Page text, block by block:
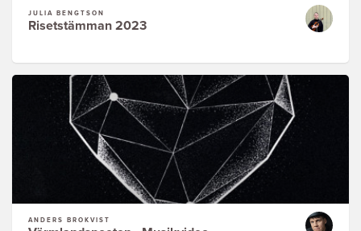
JULIA BENGTSON
Risetstämman 2023
ANDERS BROKVIST